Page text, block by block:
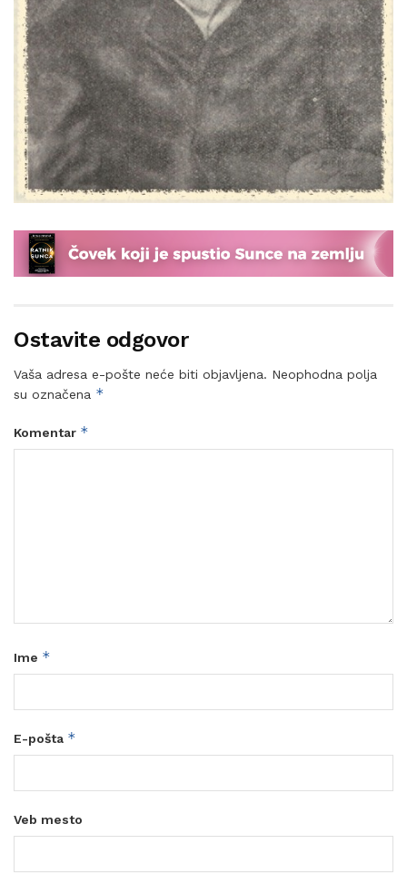
Ostavite odgovor
Vaša adresa e-pošte neće biti objavljena. Neophodna polja
su označena *
Komentar *
Ime *
E-pošta *
Veb mesto